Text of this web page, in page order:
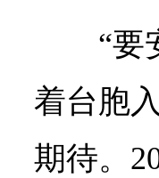
“要
着台胞
期待。